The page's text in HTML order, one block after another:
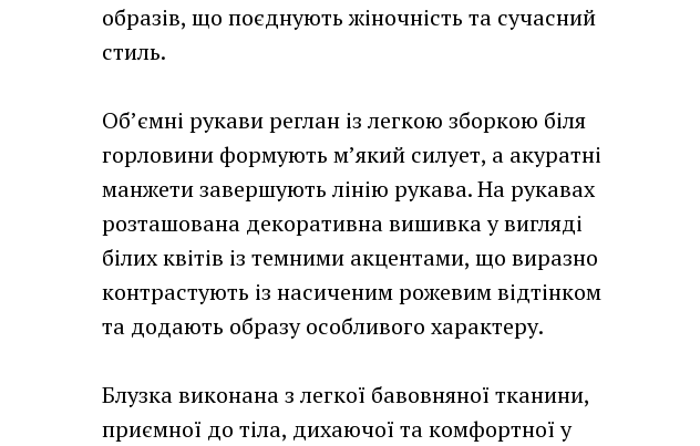
образів, що поєднують жіночність та сучасний
стиль.
Об’ємні рукави реглан із легкою зборкою біля
горловини формують м’який силует, а акуратні
манжети завершують лінію рукава. На рукавах
розташована декоративна вишивка у вигляді
білих квітів із темними акцентами, що виразно
контрастують із насиченим рожевим відтінком
та додають образу особливого характеру.
Блузка виконана з легкої бавовняної тканини,
приємної до тіла, дихаючої та комфортної у